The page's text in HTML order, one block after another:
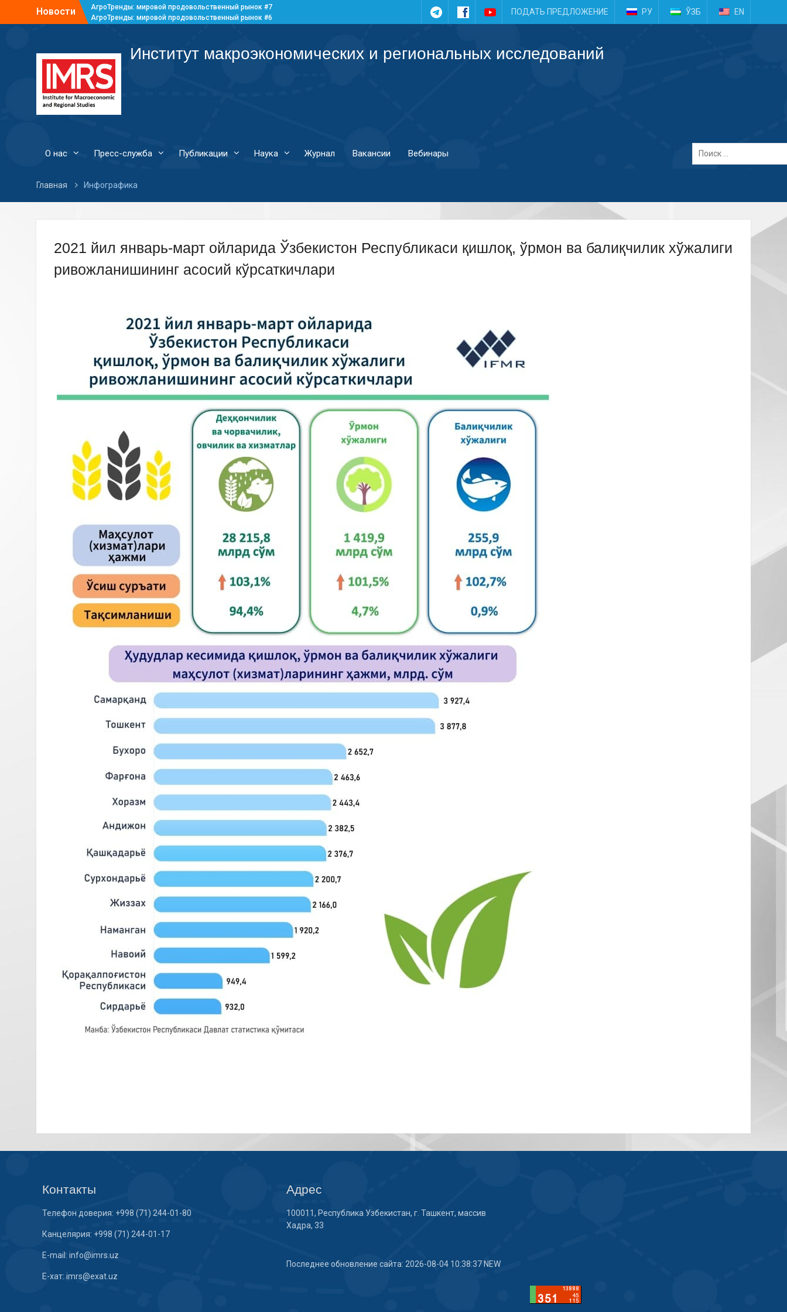
Новости
АгроТренды: мировой продовольственный рынок #7
АгроТренды: мировой продовольственный рынок #6
TelegramFacebookYouTubeПОДАТЬ ПРЕДЛОЖЕНИЕ РУ ЎЗБ EN
Институт макроэкономических и региональных исследований
О нас Пресс-служба Публикации Наука Журнал Вакансии Вебинары
Главная Инфографика
2021 йил январь-март ойларида Ўзбекистон Республикаси қишлоқ, ўрмон ва балиқчилик хўжалиги
ривожланишининг асосий кўрсаткичлари
Контакты
Телефон доверия: +998 (71) 244-01-80
Канцелярия: +998 (71) 244-01-17
E-mail: info@imrs.uz
E-хат: imrs@exat.uz
Адрес
100011, Республика Узбекистан, г. Ташкент, массив
Хадра, 33
Последнее обновление сайта: 2026-08-04 10:38:37 NEW